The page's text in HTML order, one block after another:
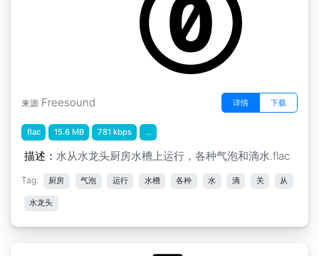
来源 Freesound 详情 下载
flac 15.6 MB 781 kbps ...
描述： 水从水龙头厨房水槽上运行，各种气泡和滴水.flac
Tag: 厨房 气泡 运行 水槽 各种 水 滴 关 从
水龙头